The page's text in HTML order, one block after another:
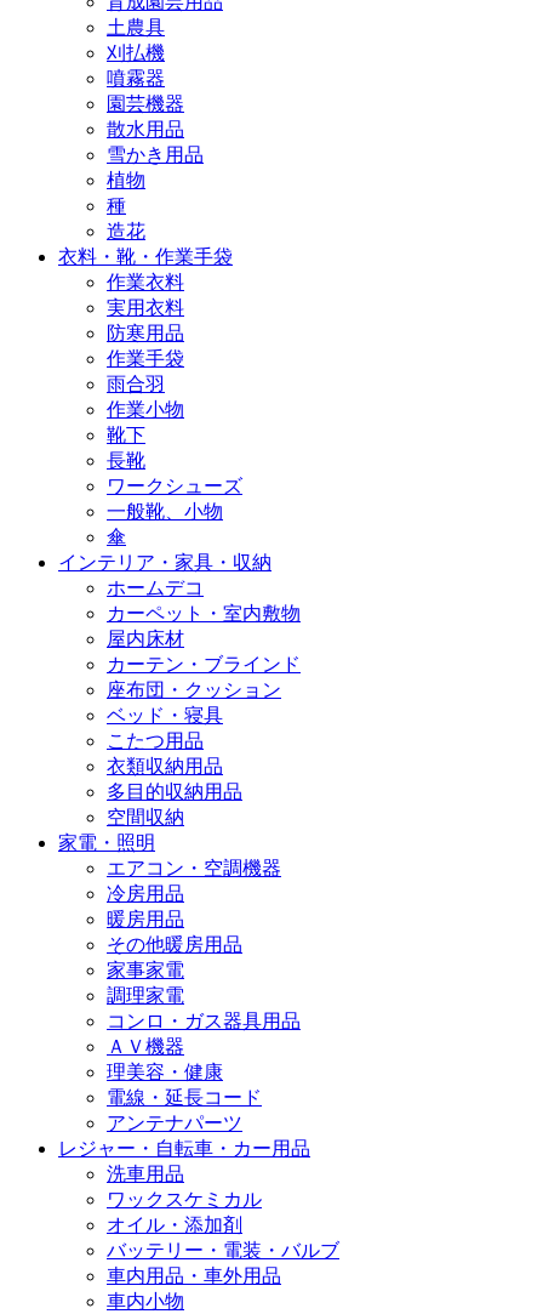
土農具
刈払機
噴霧器
園芸機器
散水用品
雪かき用品
植物
種
造花
衣料・靴・作業手袋
作業衣料
実用衣料
防寒用品
作業手袋
雨合羽
作業小物
靴下
長靴
ワークシューズ
一般靴、小物
傘
インテリア・家具・収納
ホームデコ
カーペット・室内敷物
屋内床材
カーテン・ブラインド
座布団・クッション
ベッド・寝具
こたつ用品
衣類収納用品
多目的収納用品
空間収納
家電・照明
エアコン・空調機器
冷房用品
暖房用品
その他暖房用品
家事家電
調理家電
コンロ・ガス器具用品
ＡＶ機器
理美容・健康
電線・延長コード
アンテナパーツ
レジャー・自転車・カー用品
洗車用品
ワックスケミカル
オイル・添加剤
バッテリー・電装・バルブ
車内用品・車外用品
車内小物